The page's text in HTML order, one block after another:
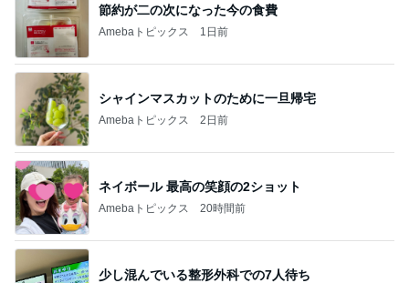
節約が二の次になった今の食費
Amebaトピックス 1日前
シャインマスカットのために一旦帰宅
Amebaトピックス 2日前
ネイボール 最高の笑顔の2ショット
Amebaトピックス 20時間前
少し混んでいる整形外科での7人待ち